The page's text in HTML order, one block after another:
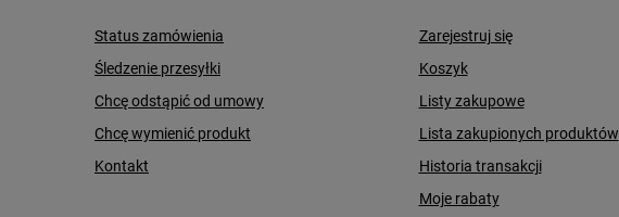
Status zamówienia
Śledzenie przesyłki
Chcę odstąpić od umowy
Chcę wymienić produkt
Kontakt
Zarejestruj się
Koszyk
Listy zakupowe
Lista zakupionych produktów
Historia transakcji
Moje rabaty